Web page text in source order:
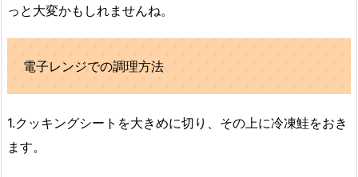
っと大変かもしれませんね。
電子レンジでの調理方法
1.クッキングシートを大きめに切り、その上に冷凍鮭をおき
ます。